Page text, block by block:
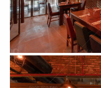
81
KUBO ĐỒNG NAI
Khu vui chơi